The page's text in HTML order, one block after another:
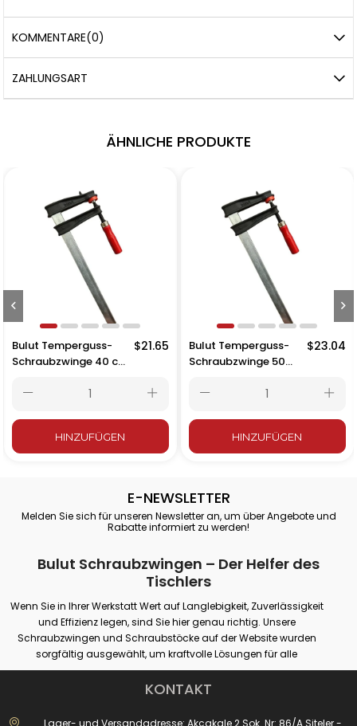
KOMMENTARE(0)
ZAHLUNGSART
ÄHNLICHE PRODUKTE
Bulut Temperguss-
Schraubzwinge 40 cm
Holzgriff
$21.65
HINZUFÜGEN
Bulut Temperguss-
Schraubzwinge 50
mit Holzgriff
$23.04
HINZUFÜGEN
E-NEWSLETTER
Melden Sie sich für unseren Newsletter an, um über Angebote und
Rabatte informiert zu werden!
Bulut Schraubzwingen – Der Helfer des
Tischlers
Wenn Sie in Ihrer Werkstatt Wert auf Langlebigkeit, Zuverlässigkeit
und Effizienz legen, sind Sie hier genau richtig. Unsere
Schraubzwingen und Schraubstöcke auf der Website wurden
sorgfältig ausgewählt, um kraftvolle Lösungen für alle
professionellen oder Hobby-Spannanforderungen zu bieten.
Unsere Produkte bieten festen Halt auf verschiedenen Oberflächen
bei Anwendungen wie Tischlerei, Schweißen, Bohren, Montage und
KONTAKT
Lager- und Versandadresse: Akçakale 2 Sok. Nr: 86/A Siteler -